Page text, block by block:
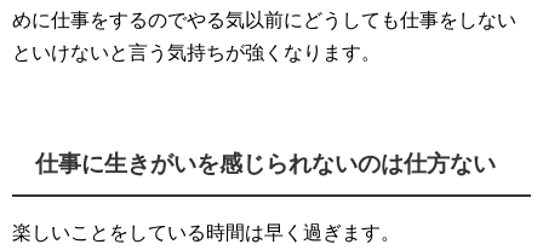
めに仕事をするのでやる気以前にどうしても仕事をしない
といけないと言う気持ちが強くなります。
仕事に生きがいを感じられないのは仕方ない
楽しいことをしている時間は早く過ぎます。